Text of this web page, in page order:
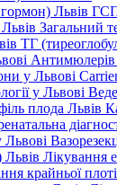
Львів
Загальний
ТГ
у Львові
у Львові
плода Львів
Львові
Львів Лікування
крайньої